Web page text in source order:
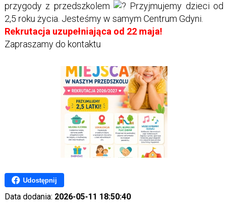
przygody z przedszkolem
Przyjmujemy dzieci od
2,5 roku życia. Jesteśmy w samym Centrum Gdyni.
Rekrutacja uzupełniająca od 22 maja!
Zapraszamy do kontaktu
Udostępnij
Data dodania: 2026-05-11 18:50:40